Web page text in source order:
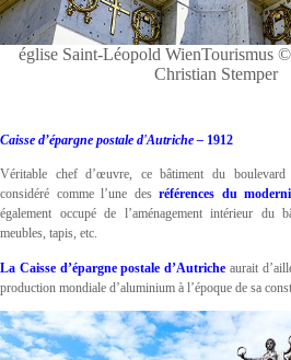
église Saint-Léopold WienTourismus
Christian Stemper
Caisse d’épargne postale d'Autriche – 1912
Véritable chef d’œuvre, ce bâtiment du
considéré comme l’une desréférences du
également occupé de l’aménagement intérieur du
meubles, tapis, etc.
La Caisse d’épargne postale d’Autriche aurait
production mondiale d’aluminium à l’époque de sa